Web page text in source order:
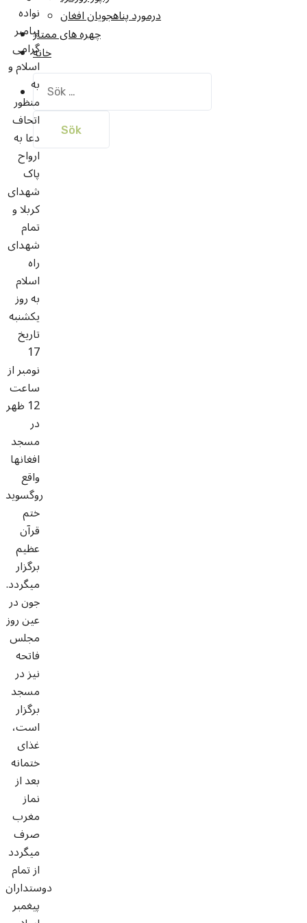
درمورد پناهجويان افغان
چهره های ممتاز
خانه
Sök
efter:
نواده
پیامبر
گرامی
اسلام و
به
منظور
اتحاف
دعا به
ارواح
پاک
شهدای
کربلا و
تمام
شهدای
راه
اسلام
به روز
یکشنبه
تاریخ
17
نومبر از
ساعت
12 ظهر
در
مسجد
افغانها
واقع
روگسوید
ختم
قرآن
عظیم
برگزار
میگردد.
جون در
عین روز
مجلس
فاتحه
نیز در
مسجد
برگزار
است،
غذای
ختمانه
بعد از
نماز
مغرب
صرف
میگردد
از تمام
دوستداران
پیغمبر